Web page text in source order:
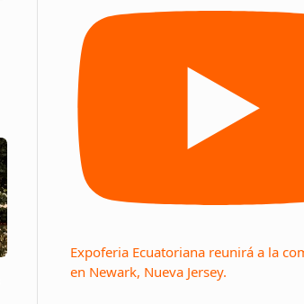
Expoferia Ecuatoriana reunirá a la
en Newark, Nueva Jersey.